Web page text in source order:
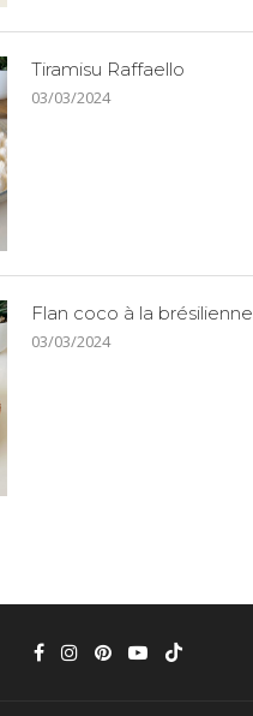
Tiramisu Raffaello
03/03/2024
Flan coco à la brésilienne
03/03/2024